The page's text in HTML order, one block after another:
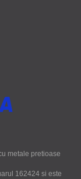
metale pretioase
162424 si este